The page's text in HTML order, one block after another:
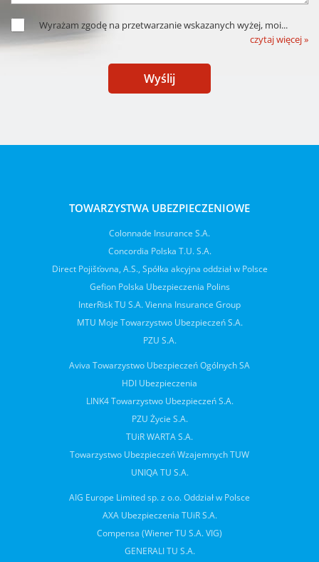
Wyrażam zgodę na przetwarzanie wskazanych wyżej, moi...
czytaj więcej »
Wyślij
TOWARZYSTWA UBEZPIECZENIOWE
Colonnade Insurance S.A.
Concordia Polska T.U. S.A.
Direct Pojišťovna, A.S., Spółka akcyjna oddział w Polsce
Gefion Polska Ubezpieczenia Polins
InterRisk TU S.A. Vienna Insurance Group
MTU Moje Towarzystwo Ubezpieczeń S.A.
PZU S.A.
Aviva Towarzystwo Ubezpieczeń Ogólnych SA
HDI Ubezpieczenia
LINK4 Towarzystwo Ubezpieczeń S.A.
PZU Życie S.A.
TUiR WARTA S.A.
Towarzystwo Ubezpieczeń Wzajemnych TUW
UNIQA TU S.A.
AIG Europe Limited sp. z o.o. Oddział w Polsce
AXA Ubezpieczenia TUiR S.A.
Compensa (Wiener TU S.A. VIG)
GENERALI TU S.A.